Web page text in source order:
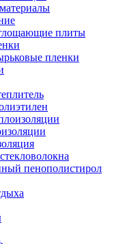
плиты
пленки
пенополистирол